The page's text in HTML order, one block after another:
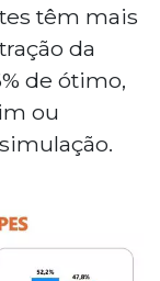
têm mais
da
de ótimo,
ou